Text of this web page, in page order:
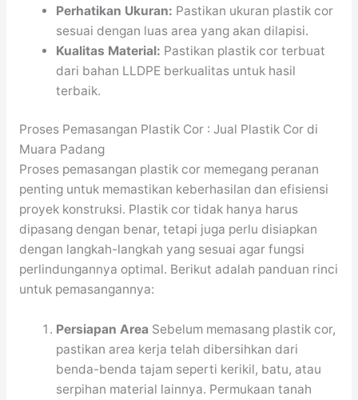
Perhatikan Ukuran: Pastikan ukuran plastik cor
sesuai dengan luas area yang akan dilapisi.
Kualitas Material: Pastikan plastik cor terbuat
dari bahan LLDPE berkualitas untuk hasil
terbaik.
Proses Pemasangan Plastik Cor : Jual Plastik Cor di
Muara Padang
Proses pemasangan plastik cor memegang peranan
penting untuk memastikan keberhasilan dan efisiensi
proyek konstruksi. Plastik cor tidak hanya harus
dipasang dengan benar, tetapi juga perlu disiapkan
dengan langkah-langkah yang sesuai agar fungsi
perlindungannya optimal. Berikut adalah panduan rinci
untuk pemasangannya:
Persiapan Area Sebelum memasang plastik cor,
pastikan area kerja telah dibersihkan dari
benda-benda tajam seperti kerikil, batu, atau
serpihan material lainnya. Permukaan tanah